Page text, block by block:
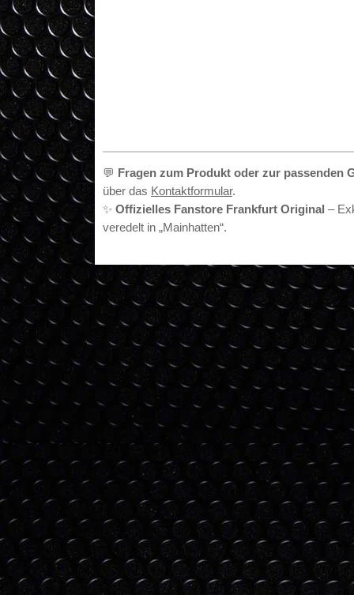
💬 Fragen zum Produkt oder zur passenden
über das Kontaktformular.
✨ Offizielles Fanstore Frankfurt Original –
veredelt in „Mainhatten“.